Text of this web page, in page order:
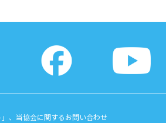
」、当協会に関するお問い合わせ